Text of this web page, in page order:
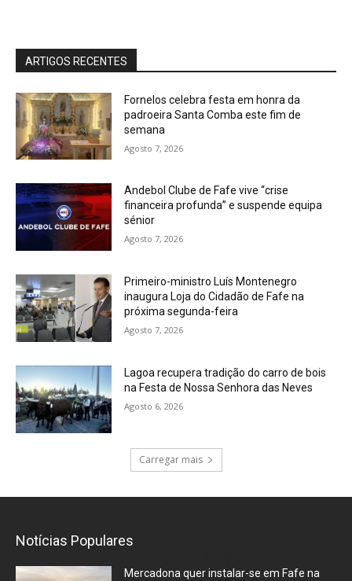
ARTIGOS RECENTES
Fornelos celebra festa em honra da
padroeira Santa Comba este fim de
semana
Agosto 7, 2026
Andebol Clube de Fafe vive “crise
financeira profunda” e suspende equipa
sénior
Agosto 7, 2026
Primeiro-ministro Luís Montenegro
inaugura Loja do Cidadão de Fafe na
próxima segunda-feira
Agosto 7, 2026
Lagoa recupera tradição do carro de bois
na Festa de Nossa Senhora das Neves
Agosto 6, 2026
Carregar mais
Notícias Populares
Mercadona quer instalar-se em Fafe na